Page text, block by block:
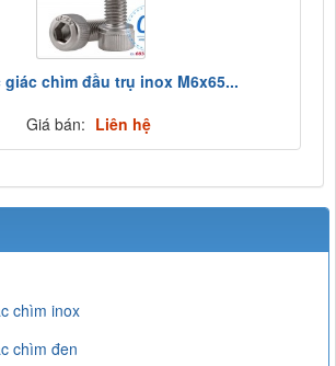
chìm đầu trụ inox M6x65...
Giá bán: Liên hệ
chìm inox
chìm đen